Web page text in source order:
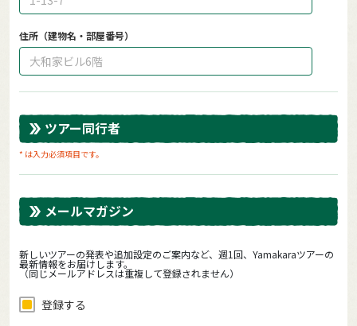
住所（建物名・部屋番号）
ツアー同行者
* は入力必須項目です。
メールマガジン
新しいツアーの発表や追加設定のご案内など、週1回、Yamakaraツアーの
最新情報をお届けします。
（同じメールアドレスは重複して登録されません）
登録する